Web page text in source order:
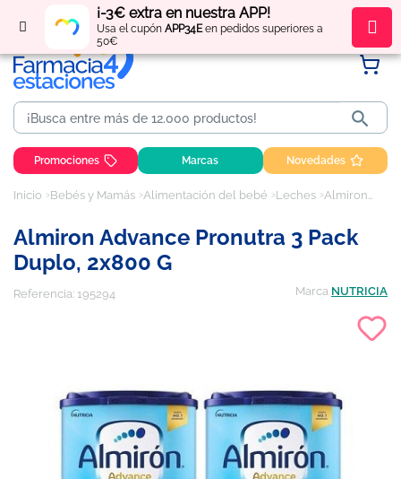
¡-3€ extra en nuestra APP!
Usa el cupón APP34Een pedidos superiores a
50€
Regístratey obténpuntos por tus compras

Promociones Marcas Novedades
Inicio Bebés y Mamás Alimentación del bebé Leches Almiron Advance Pronutra 3 pack duplo, 2x800 g
Almiron Advance Pronutra 3 Pack
Duplo, 2x800 G
Referencia: 195294 Marca NUTRICIA